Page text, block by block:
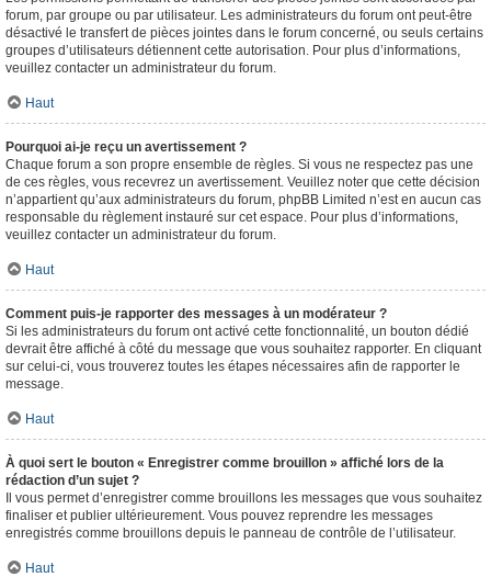
forum, par groupe ou par utilisateur. Les administrateurs du forum ont peut-être
désactivé le transfert de pièces jointes dans le forum concerné, ou seuls certains
groupes d’utilisateurs détiennent cette autorisation. Pour plus d’informations,
veuillez contacter un administrateur du forum.
Haut
Pourquoi ai-je reçu un avertissement ?
Chaque forum a son propre ensemble de règles. Si vous ne respectez pas une
de ces règles, vous recevrez un avertissement. Veuillez noter que cette décision
n’appartient qu’aux administrateurs du forum, phpBB Limited n’est en aucun cas
responsable du règlement instauré sur cet espace. Pour plus d’informations,
veuillez contacter un administrateur du forum.
Haut
Comment puis-je rapporter des messages à un modérateur ?
Si les administrateurs du forum ont activé cette fonctionnalité, un bouton dédié
devrait être affiché à côté du message que vous souhaitez rapporter. En cliquant
sur celui-ci, vous trouverez toutes les étapes nécessaires afin de rapporter le
message.
Haut
À quoi sert le bouton « Enregistrer comme brouillon » affiché lors de la
rédaction d’un sujet ?
Il vous permet d’enregistrer comme brouillons les messages que vous souhaitez
finaliser et publier ultérieurement. Vous pouvez reprendre les messages
enregistrés comme brouillons depuis le panneau de contrôle de l’utilisateur.
Haut